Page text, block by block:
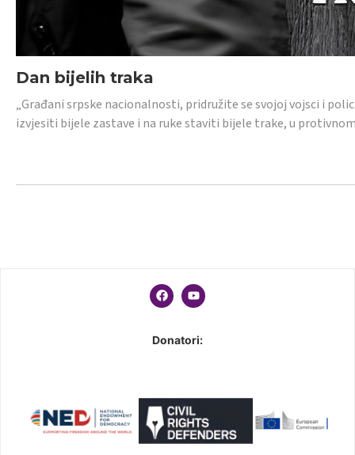
Dan bijelih traka
„Građani srpske nacionalnosti, pridružite se svojoj vojsci i
izvjesiti bijele zastave i na ruke staviti bijele trake, u
Donatori: